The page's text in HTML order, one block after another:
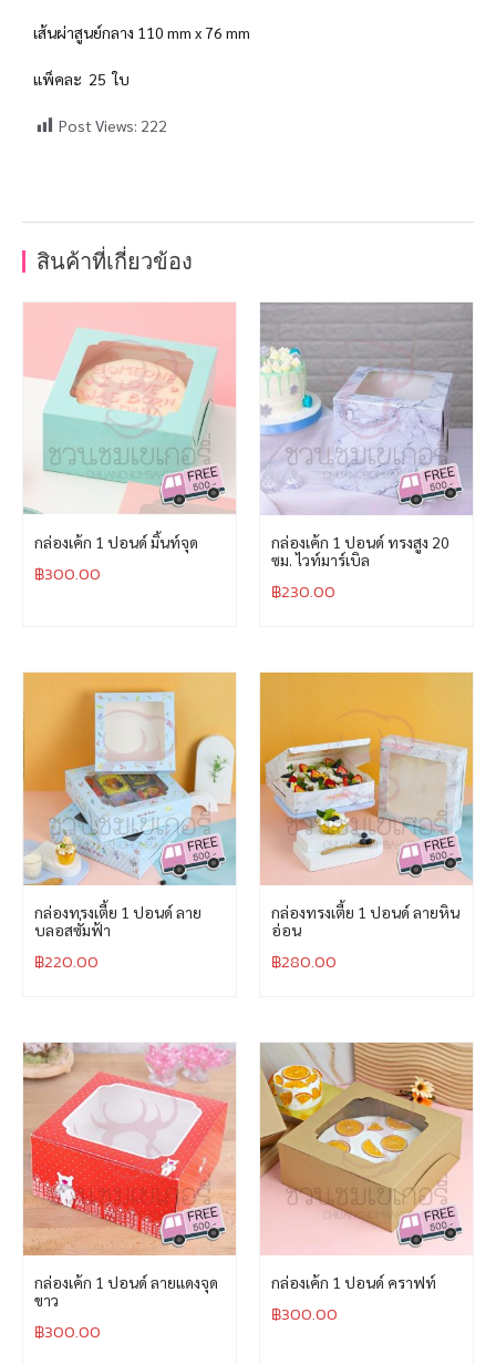
เส้นผ่าสูนย์กลาง 110 mm x 76 mm
แพ็คละ 25 ใบ
Post Views: 222
สินค้าที่เกี่ยวข้อง
กล่องเค้ก 1 ปอนด์ มิ้นท์จุด
฿300.00
กล่องเค้ก 1 ปอนด์ ทรงสูง 20
ซม. ไวท์มาร์เบิล
฿230.00
กล่องทรงเตี้ย 1 ปอนด์ ลาย
บลอสซั่มฟ้า
฿220.00
กล่องทรงเตี้ย 1 ปอนด์ ลายหิน
อ่อน
฿280.00
กล่องเค้ก 1 ปอนด์ ลายแดงจุด
ขาว
฿300.00
กล่องเค้ก 1 ปอนด์ คราฟท์
฿300.00